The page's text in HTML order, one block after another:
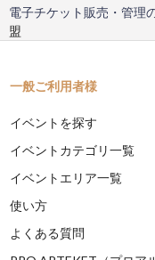
電子チケット販売・管理
盟
一般ご利用者様
イベントを探す
イベントカテゴリ一覧
イベントエリア一覧
使い方
よくある質問